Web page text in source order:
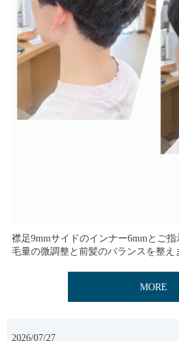
襟足9mmサイドのインナー6mmとご指
毛量の微調整と前髪のバランスを整え
MORE
2026/07/27